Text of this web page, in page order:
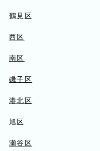
鶴見区
西区
南区
磯子区
港北区
旭区
瀬谷区